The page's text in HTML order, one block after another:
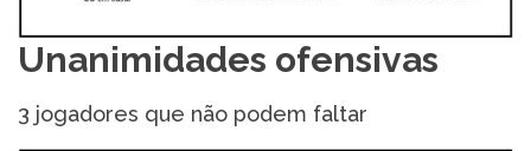
Unanimidades ofensivas
3 jogadores que não podem faltar